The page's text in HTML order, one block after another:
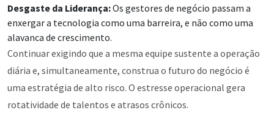
Desgaste da Liderança:Os gestores de negócio passam a
enxergar a tecnologia como uma barreira, e não como uma
alavanca de crescimento.
Continuar exigindo que a mesma equipe sustente a operação
diária e, simultaneamente, construa o futuro do negócio é
uma estratégia de alto risco. O estresse operacional gera
rotatividade de talentos e atrasos crônicos.